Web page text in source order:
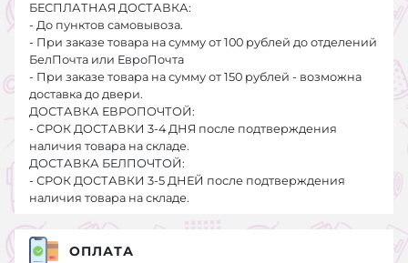
БЕСПЛАТНАЯ ДОСТАВКА:
- До пунктов самовывоза.
- При заказе товара на сумму от 100 рублей до отделений
БелПочта или ЕвроПочта
- При заказе товара на сумму от 150 рублей - возможна
доставка до двери.
ДОСТАВКА ЕВРОПОЧТОЙ:
- СРОК ДОСТАВКИ 3-4 ДНЯ после подтверждения
наличия товара на складе.
ДОСТАВКА БЕЛПОЧТОЙ:
- СРОК ДОСТАВКИ 3-5 ДНЕЙ после подтверждения
наличия товара на складе.
ОПЛАТА